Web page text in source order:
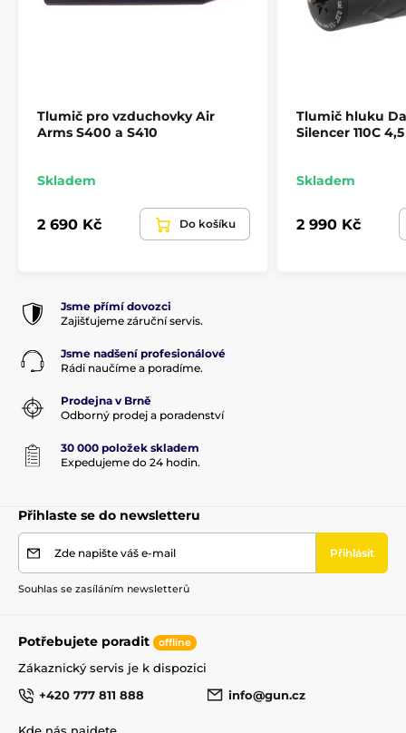
Tlumič pro vzduchovky Air
Arms S400 a S410
Skladem
2 690 Kč Do košíku
Tlumič hluku
Silencer 110C
Skladem
2 990 Kč
Jsme přímí dovozci
Zajišťujeme záruční servis.
Jsme nadšení profesionálové
Rádi naučíme a poradíme.
Prodejna v Brně
Odborný prodej a poradenství
30 000 položek skladem
Expedujeme do 24 hodin.
Přihlaste se do newsletteru
Zde napište váš e-mail Přihlásit
Souhlas se zasíláním newsletterů
Potřebujete poradit offline
Zákaznický servis je k dispozici
+420 777 811 888
info@gun.cz